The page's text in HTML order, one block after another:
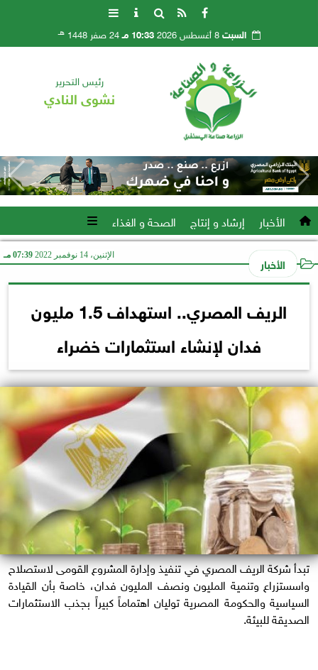
السبت8 أغسطس 2026 10:33 مـ 24 صفر 1448 هـ
رئيس التحرير
نشوى النادي
الأخبار إرشاد و إنتاج الصحة و الغذاء
الأخبار الإثنين، 14 نوفمبر 2022 07:39 مـ
الريف المصري.. استهداف 1.5 مليون
فدان لإنشاء استثمارات خضراء
تبدأ شركة الريف المصري في تنفيذ وإدارة المشروع القومى لاستصلاح
واسستزراع وتنمية المليون ونصف المليون فدان، خاصة بأن القيادة
السياسية والحكومة المصرية توليان اهتماماً كبيراً بجذب الاستثمارات
الصديقة للبيئة.